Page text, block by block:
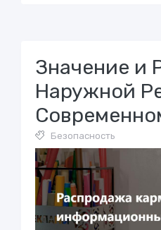
Значение и
Наружной
Безопасность